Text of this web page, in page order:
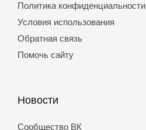
Политика конфиденциальности
Условия использования
Обратная связь
Помочь сайту
Новости
Сообщество ВК